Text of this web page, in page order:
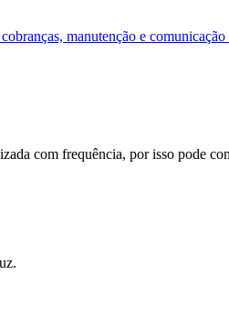
manutenção e
com frequência, por isso pode
.